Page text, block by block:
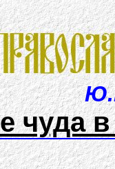
чуда